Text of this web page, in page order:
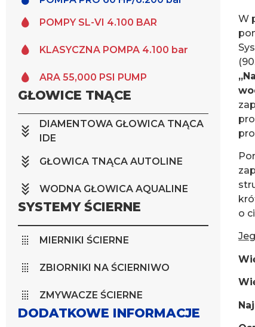
POMPY SL-VI 4.100 BAR
KLASYCZNA POMPA 4.100 bar
ARA 55,000 PSI PUMP
GŁOWICE TNĄCE
DIAMENTOWA GŁOWICA TNĄCA
IDE
GŁOWICA TNĄCA AUTOLINE
WODNA GŁOWICA AQUALINE
SYSTEMY ŚCIERNE
MIERNIKI ŚCIERNE
ZBIORNIKI NA ŚCIERNIWO
ZMYWACZE ŚCIERNE
DODATKOWE INFORMACJE
W
o